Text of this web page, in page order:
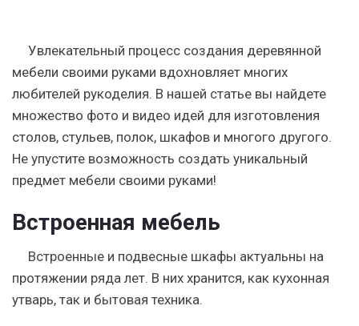
Увлекательный процесс создания деревянной
мебели своими руками вдохновляет многих
любителей рукоделия. В нашей статье вы найдете
множество фото и видео идей для изготовления
столов, стульев, полок, шкафов и многого другого.
Не упустите возможность создать уникальный
предмет мебели своими руками!
Встроенная мебель
Встроенные и подвесные шкафы актуальны на
протяжении ряда лет. В них хранится, как кухонная
утварь, так и бытовая техника.